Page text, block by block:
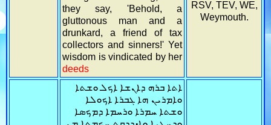
they say, 'Behold, a
gluttonous man and a
drunkard, a friend of tax
collectors and sinners!' Yet
wisdom is vindicated by her
deeds
RSV, TEV, WE,
Weymouth.
ܐܬܐ ܒܪܗ ܕܐܢܫܐ ܐܟܠ ܘܫܬܐ
ܘܐܡܪܝܢ ܗܐ ܓܒܪܐ ܐܟܘܠܐ
ܘܫܬܐ ܚܡܪܐ ܘܪܚܡܐ ܕܡܟܣܐ